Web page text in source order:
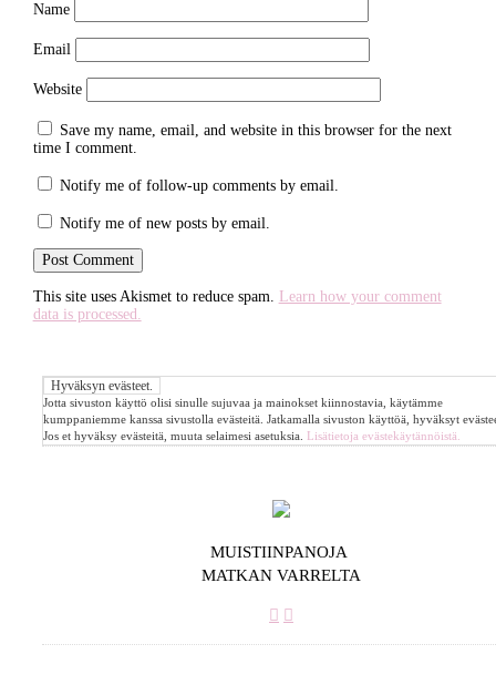
Name
Email
Website
Save my name, email, and website in this browser for the next
time I comment.
Notify me of follow-up comments by email.
Notify me of new posts by email.
This site uses Akismet to reduce spam. Learn how your comment
data is processed.
Jotta sivuston käyttö olisi sinulle sujuvaa ja mainokset kiinnostavia, käytämme
kumppaniemme kanssa sivustolla evästeitä. Jatkamalla sivuston käyttöä, hyväksyt
Jos et hyväksy evästeitä, muuta selaimesi asetuksia.
Lisätietoja evästekäytännöistä.
MUISTIINPANOJA
MATKAN VARRELTA